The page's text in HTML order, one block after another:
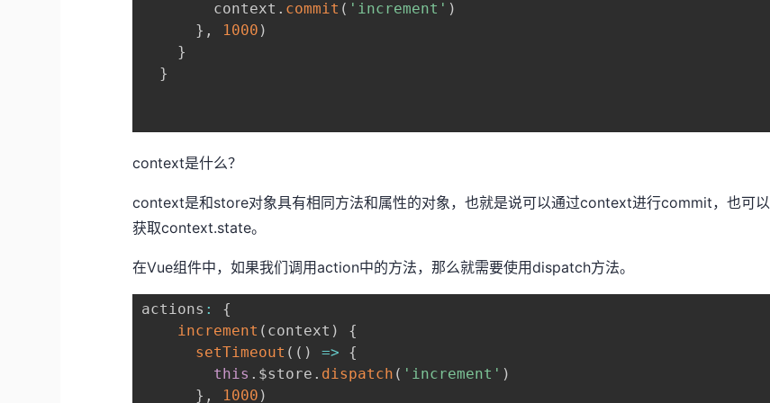
        context
. commit ( 'increment' )
} , 1000 )
}
}
context是什么？
context是和store对象具有相同方法和属性的对象，也就是说可以通过context进行commit，也可以
获取context.state。
在Vue组件中，如果我们调用action中的方法，那么就需要使用dispatch方法。
actions :
{
increment ( context )
{
setTimeout ( ( ) =>
{
this . $store . dispatch ( 'increment' )
} , 1000 )